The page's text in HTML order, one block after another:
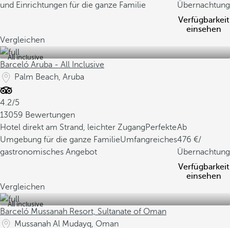
und Einrichtungen für die ganze Familie
Übernachtung
Verfügbarkeit
einsehen
Vergleichen
All inclusive
Barceló Aruba - All Inclusive
Palm Beach, Aruba
4.2/5
13059 Bewertungen
Hotel direkt am Strand, leichter ZugangPerfekte
Umgebung für die ganze FamilieUmfangreiches
gastronomisches Angebot
Ab
476
/
Übernachtung
Verfügbarkeit
einsehen
Vergleichen
All inclusive
Barceló Mussanah Resort, Sultanate of Oman
Mussanah Al Mudayq, Oman